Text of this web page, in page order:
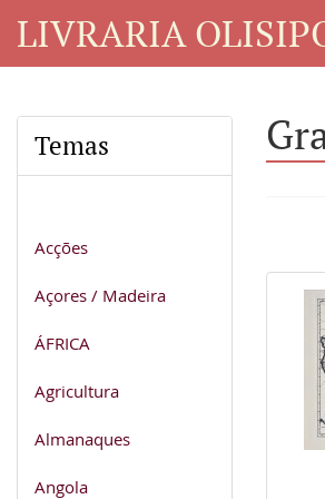
LIVRARIA
Temas
Acções
Açores / Madeira
ÁFRICA
Agricultura
Almanaques
Angola